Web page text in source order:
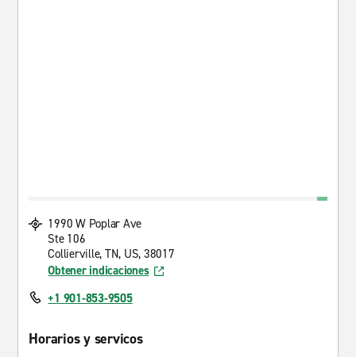
1990 W Poplar Ave
Ste 106
Collierville, TN, US, 38017
Obtener indicaciones
+1 901-853-9505
Horarios y servicos